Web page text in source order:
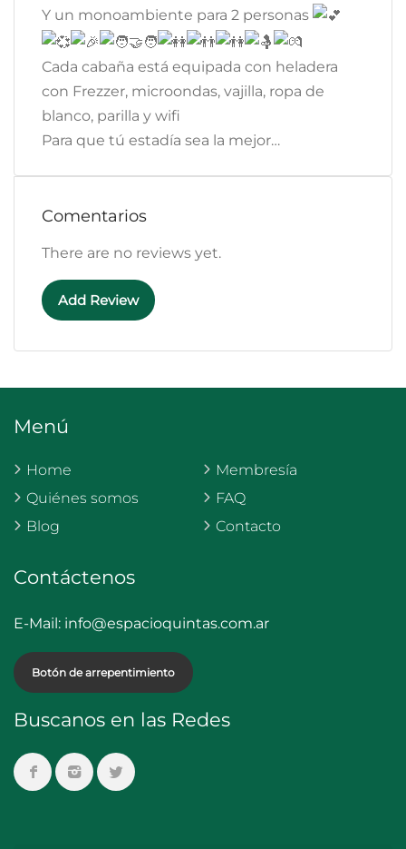
Y un monoambiente para 2 personas
Cada cabaña está equipada con heladera
con Frezzer, microondas, vajilla, ropa de
blanco, parilla y wifi
Para que tú estadía sea la mejor…
Comentarios
There are no reviews yet.
Add Review
Menú
Home
Quiénes somos
Blog
Membresía
FAQ
Contacto
Contáctenos
E-Mail: info@espacioquintas.com.ar
Botón de arrepentimiento
Buscanos en las Redes